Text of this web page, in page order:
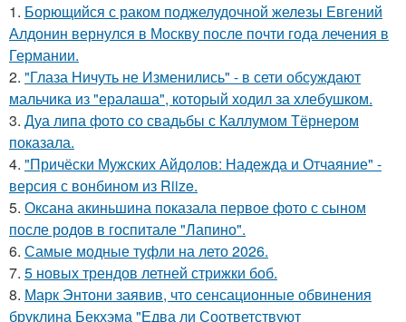
1. Борющийся с раком поджелудочной железы Евгений
Алдонин вернулся в Москву после почти года лечения в
Германии.
2. "Глаза Ничуть не Изменились" - в сети обсуждают
мальчика из "ералаша", который ходил за хлебушком.
3. Дуа липа фото со свадьбы с Каллумом Тёрнером
показала.
4. "Причёски Мужских Айдолов: Надежда и Отчаяние" -
версия с вонбином из Riize.
5. Оксана акиньшина показала первое фото с сыном
после родов в госпитале "Лапино".
6. Самые модные туфли на лето 2026.
7. 5 новых трендов летней стрижки боб.
8. Марк Энтони заявив, что сенсационные обвинения
бруклина Бекхэма "Едва ли Соответствуют